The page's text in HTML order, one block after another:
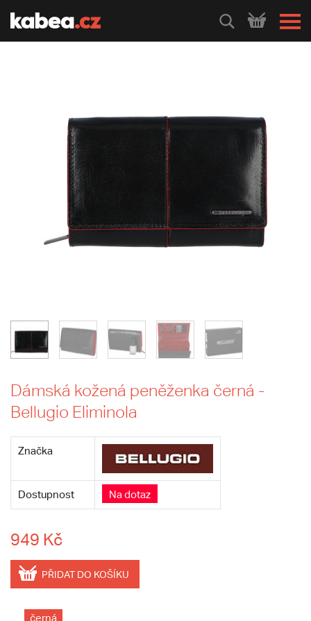
HLEDEJ
Dámská kožená peněženka černá -
Bellugio Eliminola
Značka
Dostupnost Na dotaz
949 Kč
PŘIDAT DO KOŠÍKU
černá